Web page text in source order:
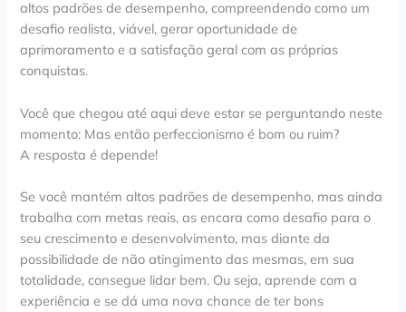
altos padrões de desempenho, compreendendo como um
desafio realista, viável, gerar oportunidade de
aprimoramento e a satisfação geral com as próprias
conquistas.
Você que chegou até aqui deve estar se perguntando neste
momento: Mas então perfeccionismo é bom ou ruim?
A resposta é depende!
Se você mantém altos padrões de desempenho, mas ainda
trabalha com metas reais, as encara como desafio para o
seu crescimento e desenvolvimento, mas diante da
possibilidade de não atingimento das mesmas, em sua
totalidade, consegue lidar bem. Ou seja, aprende com a
experiência e se dá uma nova chance de ter bons